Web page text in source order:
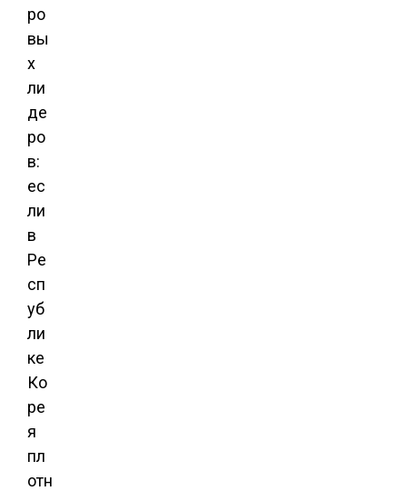
ро
вы
х
ли
де
ро
в:
ес
ли
в
Ре
сп
уб
ли
ке
Ко
ре
я
пл
отн